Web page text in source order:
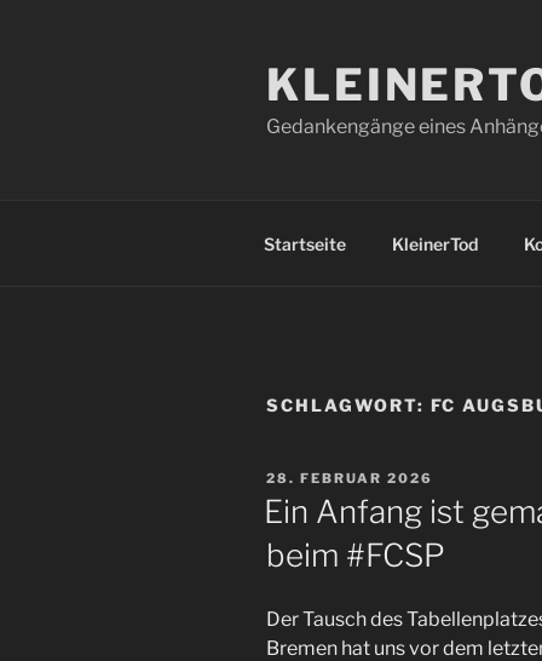
Gedankengänge eines
Startseite KleinerTod
SCHLAGWORT: FC
VERÖFFENTLICHT
AM
28. FEBRUAR 2026
Ein Anfang ist
beim #FCSP
Der Tausch des
Bremen hat uns vor dem